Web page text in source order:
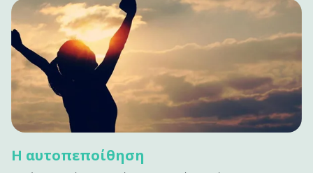
ανθρώπους αμυντικούς. Αν έχεις να&hellip;
Η αυτοπεποίθηση